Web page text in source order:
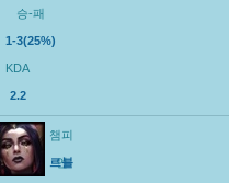
승-패
1-3(25%)
KDA
2.2
챔피
언
르블